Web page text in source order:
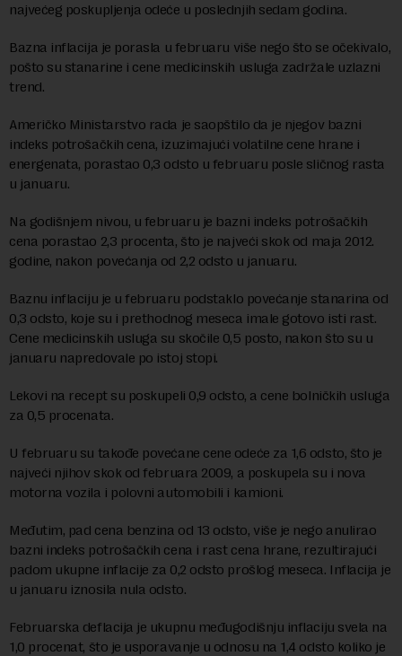
najvećeg poskupljenja odeće u poslednjih sedam godina.
Bazna inflacija je porasla u februaru više nego što se očekivalo,
pošto su stanarine i cene medicinskih usluga zadržale uzlazni
trend.
Američko Ministarstvo rada je saopštilo da je njegov bazni
indeks potrošačkih cena, izuzimajući volatilne cene hrane i
energenata, porastao 0,3 odsto u februaru posle sličnog rasta
u januaru.
Na godišnjem nivou, u februaru je bazni indeks potrošačkih
cena porastao 2,3 procenta, što je najveći skok od maja 2012.
godine, nakon povećanja od 2,2 odsto u januaru.
Baznu inflaciju je u februaru podstaklo povećanje stanarina od
0,3 odsto, koje su i prethodnog meseca imale gotovo isti rast.
Cene medicinskih usluga su skočile 0,5 posto, nakon što su u
januaru napredovale po istoj stopi.
Lekovi na recept su poskupeli 0,9 odsto, a cene bolničkih usluga
za 0,5 procenata.
U februaru su takođe povećane cene odeće za 1,6 odsto, što je
najveći njihov skok od februara 2009, a poskupela su i nova
motorna vozila i polovni automobili i kamioni.
Međutim, pad cena benzina od 13 odsto, više je nego anulirao
bazni indeks potrošačkih cena i rast cena hrane, rezultirajući
padom ukupne inflacije za 0,2 odsto prošlog meseca. Inflacija je
u januaru iznosila nula odsto.
Februarska deflacija je ukupnu međugodišnju inflaciju svela na
1,0 procenat, što je usporavanje u odnosu na 1,4 odsto koliko je